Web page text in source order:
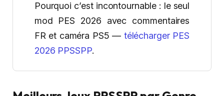
Pourquoi c’est incontournable : le seul
mod PES 2026 avec commentaires
FR et caméra PS5 — télécharger PES
2026 PPSSPP.